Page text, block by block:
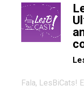
-
Fala, LesBiCats!